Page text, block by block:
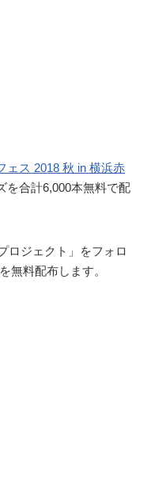
ェス 2018 秋 in 横浜赤
を合計6,000本無料で配
ロジェクト」をフォロ
無料配布します。